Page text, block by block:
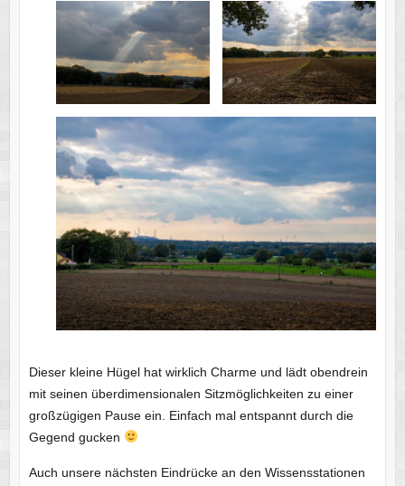
Dieser kleine Hügel hat wirklich Charme und lädt obendrein
mit seinen überdimensionalen Sitzmöglichkeiten zu einer
großzügigen Pause ein. Einfach mal entspannt durch die
Gegend gucken
Auch unsere nächsten Eindrücke an den Wissensstationen